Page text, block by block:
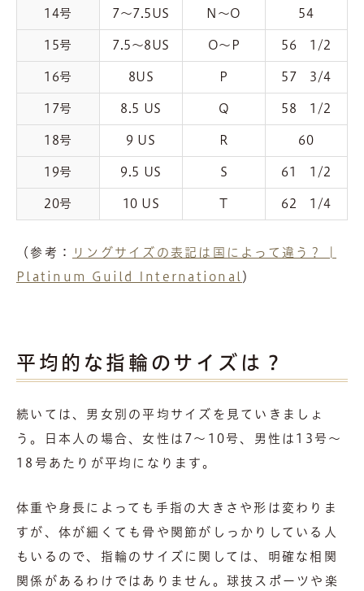
14号 7〜7.5US N〜O 54
15号 7.5〜8US O〜P 56 1/2
16号 8US P 57 3/4
17号 8.5 US Q 58 1/2
18号 9 US R 60
19号 9.5 US S 61 1/2
20号 10 US T 62 1/4
（参考：
リングサイズの表記は国によって違う？ |
Platinum Guild International ）
平均的な指輪のサイズは？
続いては、男女別の平均サイズを見ていきましょ
う。日本人の場合、女性は7～10号、男性は13号～
18号あたりが平均になります。
体重や身長によっても手指の大きさや形は変わりま
すが、体が細くても骨や関節がしっかりしている人
もいるので、指輪のサイズに関しては、明確な相関
関係があるわけではありません。球技スポーツや楽